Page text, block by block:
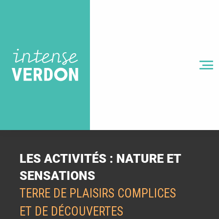
LES ACTIVITÉS : NATURE ET
SENSATIONS
TERRE DE PLAISIRS COMPLICES
ET DE DÉCOUVERTES